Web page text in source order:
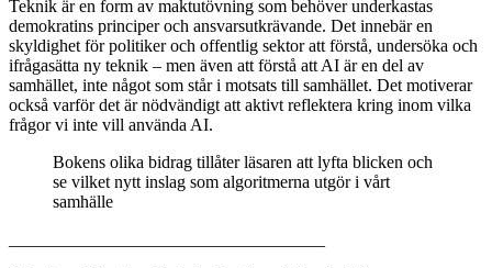
Teknik är en form av maktutövning som behöver underkastas
demokratins principer och ansvarsutkrävande. Det innebär en
skyldighet för politiker och offentlig sektor att förstå, undersöka och
ifrågasätta ny teknik – men även att förstå att AI är en del av
samhället, inte något som står i motsats till samhället. Det motiverar
också varför det är nödvändigt att aktivt reflektera kring inom vilka
frågor vi inte vill använda AI.
Bokens olika bidrag tillåter läsaren att lyfta blicken och
se vilket nytt inslag som algoritmerna utgör i vårt
samhälle